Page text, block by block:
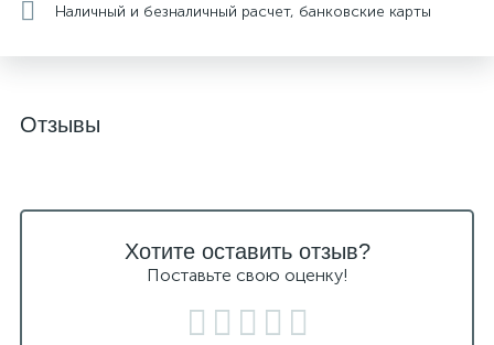
Наличный и безналичный расчет, банковские карты
Отзывы
Хотите оставить отзыв?
Поставьте свою оценку!